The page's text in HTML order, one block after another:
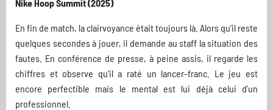
Nike Hoop Summit (2025)
En fin de match, la clairvoyance était toujours là. Alors qu’il reste
quelques secondes à jouer, il demande au staff la situation des
fautes. En conférence de presse, à peine assis, il regarde les
chiffres et observe qu’il a raté un lancer-franc. Le jeu est
encore perfectible mais le mental est lui déjà celui d’un
professionnel.